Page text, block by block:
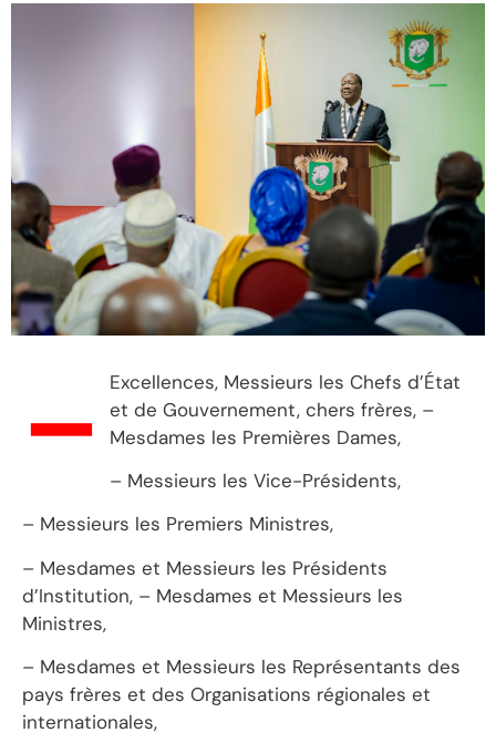
–
Excellences, Messieurs les Chefs d’État
et de Gouvernement, chers frères, –
Mesdames les Premières Dames,
– Messieurs les Vice-Présidents,
– Messieurs les Premiers Ministres,
– Mesdames et Messieurs les Présidents
d’Institution, – Mesdames et Messieurs les
Ministres,
– Mesdames et Messieurs les Représentants des
pays frères et des Organisations régionales et
internationales,